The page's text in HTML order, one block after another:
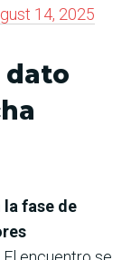
14, 2025
dato
fase de